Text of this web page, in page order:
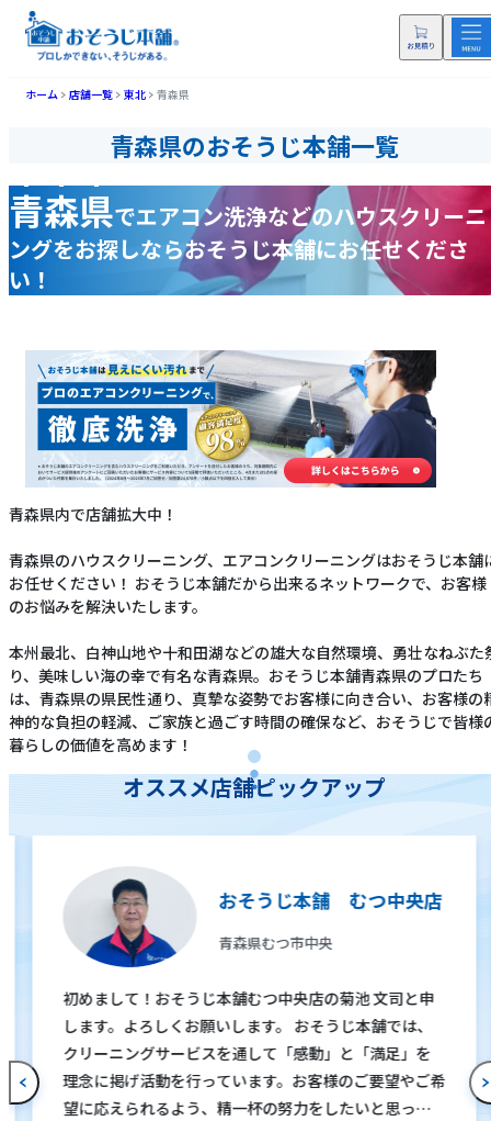
ホーム 店舗一覧 東北 青森県
青森県のおそうじ本舗一覧
青森県でエアコン洗浄などのハウスクリーニ
ングをお探しならおそうじ本舗にお任せくださ
い！
青森県内で店舗拡大中！
青森県のハウスクリーニング、エアコンクリーニングはおそうじ本舗
お任せください！ おそうじ本舗だから出来るネットワークで、お客様
のお悩みを解決いたします。
本州最北、白神山地や十和田湖などの雄大な自然環境、勇壮なねぶた
り、美味しい海の幸で有名な青森県。おそうじ本舗青森県のプロたち
は、青森県の県民性通り、真摯な姿勢でお客様に向き合い、お客様の
神的な負担の軽減、ご家族と過ごす時間の確保など、おそうじで皆様
暮らしの価値を高めます！
オススメ店舗ピックアップ
おそうじ本舗 むつ中央店
青森県むつ市中央
初めまして！おそうじ本舗むつ中央店の菊池 文司と申
します。よろしくお願いします。 おそうじ本舗では、
クリーニングサービスを通して「感動」と「満足」を
理念に掲げ活動を行っています。お客様のご要望やご希
望に応えられるよう、精一杯の努力をしたいと思って